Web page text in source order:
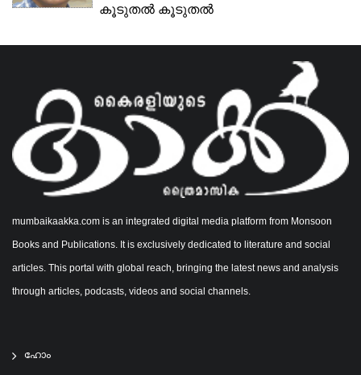
കൂടുതൽ കൂടുതൽ
mumbaikaakka.com is an integrated digital media platform from Monsoon
Books and Publications. It is exclusively dedicated to literature and social
articles. This portal with global reach, bringing the latest news and analysis
through articles, podcasts, videos and social channels.
ഹോം